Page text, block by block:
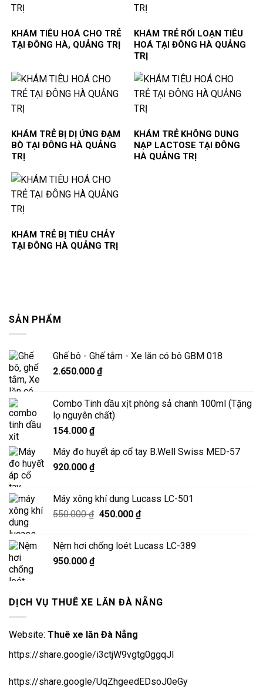
KHÁM TIÊU HOÁ CHO TRẺ
TẠI ĐÔNG HÀ, QUẢNG TRỊ
KHÁM TRẺ RỐI LOẠN TIÊU
HOÁ TẠI ĐÔNG HÀ QUẢNG
TRỊ
KHÁM TRẺ BỊ DỊ ỨNG ĐẠM
BÒ TẠI ĐÔNG HÀ QUẢNG
TRỊ
KHÁM TRẺ KHÔNG DUNG
NẠP LACTOSE TẠI ĐÔNG
HÀ QUẢNG TRỊ
KHÁM TRẺ BỊ TIÊU CHẢY
TẠI ĐÔNG HÀ QUẢNG TRỊ
SẢN PHẨM
Ghế bô - Ghế tắm - Xe lăn có bô GBM 018
2.650.000 ₫
Combo Tinh dầu xịt phòng sả chanh 100ml (Tặng
lọ nguyên chất)
154.000 ₫
Máy đo huyết áp cổ tay B.Well Swiss MED-57
920.000 ₫
Máy xông khí dung Lucass LC-501
550.000₫ Giá
là:
550.000 ₫.
450.000 ₫Giá
là:
Nệm hơi chống loét Lucass LC-389
950.000 ₫
DỊCH VỤ THUÊ XE LĂN ĐÀ NẴNG
Website: Thuê xe lăn Đà Nẵng
https://share.google/i3ctjW9vgtg0ggqJl
https://share.google/UqZhgeedEDsoJ0eGy